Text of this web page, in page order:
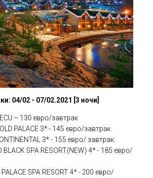
04/02 - 07/02.2021 [3 ночи]
– 130 евро/завтрак
PALACE 3* - 145 евро/завтрак
3* - 155 евро/ завтрак
BLACK SPA RESORT(NEW) 4* - 185 евро/
SPA RESORT 4* - 200 евро/